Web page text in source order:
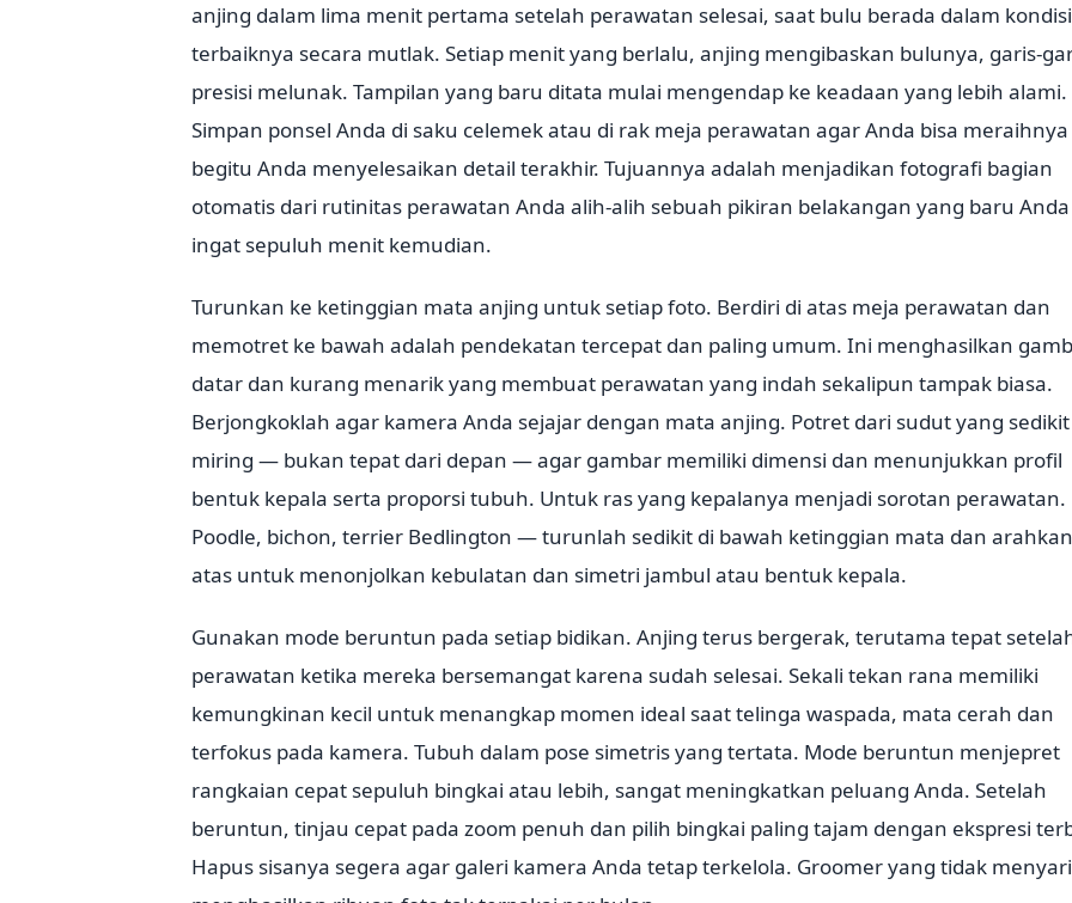
anjing dalam lima menit pertama setelah perawatan selesai, saat bulu berada dalam kondisi
terbaiknya secara mutlak. Setiap menit yang berlalu, anjing mengibaskan bulunya, garis-
presisi melunak. Tampilan yang baru ditata mulai mengendap ke keadaan yang lebih alami.
Simpan ponsel Anda di saku celemek atau di rak meja perawatan agar Anda bisa meraihnya
begitu Anda menyelesaikan detail terakhir. Tujuannya adalah menjadikan fotografi bagian
otomatis dari rutinitas perawatan Anda alih-alih sebuah pikiran belakangan yang baru Anda
ingat sepuluh menit kemudian.
Turunkan ke ketinggian mata anjing untuk setiap foto. Berdiri di atas meja perawatan dan
memotret ke bawah adalah pendekatan tercepat dan paling umum. Ini menghasilkan
datar dan kurang menarik yang membuat perawatan yang indah sekalipun tampak biasa.
Berjongkoklah agar kamera Anda sejajar dengan mata anjing. Potret dari sudut yang sedikit
miring — bukan tepat dari depan — agar gambar memiliki dimensi dan menunjukkan profil
bentuk kepala serta proporsi tubuh. Untuk ras yang kepalanya menjadi sorotan perawatan.
Poodle, bichon, terrier Bedlington — turunlah sedikit di bawah ketinggian mata dan
atas untuk menonjolkan kebulatan dan simetri jambul atau bentuk kepala.
Gunakan mode beruntun pada setiap bidikan. Anjing terus bergerak, terutama tepat
perawatan ketika mereka bersemangat karena sudah selesai. Sekali tekan rana memiliki
kemungkinan kecil untuk menangkap momen ideal saat telinga waspada, mata cerah dan
terfokus pada kamera. Tubuh dalam pose simetris yang tertata. Mode beruntun menjepret
rangkaian cepat sepuluh bingkai atau lebih, sangat meningkatkan peluang Anda. Setelah
beruntun, tinjau cepat pada zoom penuh dan pilih bingkai paling tajam dengan ekspresi
Hapus sisanya segera agar galeri kamera Anda tetap terkelola. Groomer yang tidak